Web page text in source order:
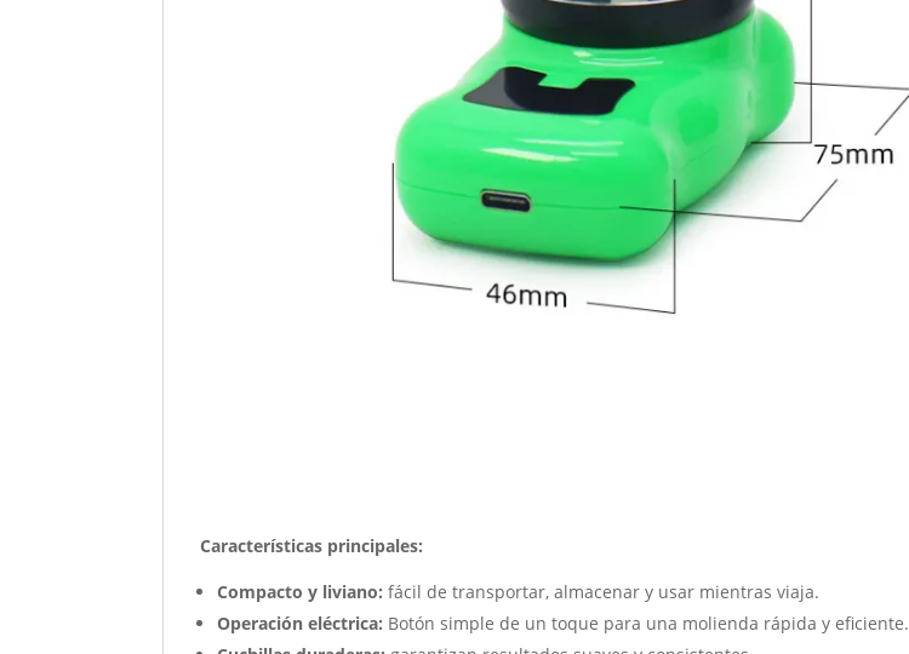
Características principales:
Compacto y liviano:fácil de transportar, almacenar y usar mientras viaja.
Operación eléctrica: Botón simple de un toque para una molienda rápida y eficiente.